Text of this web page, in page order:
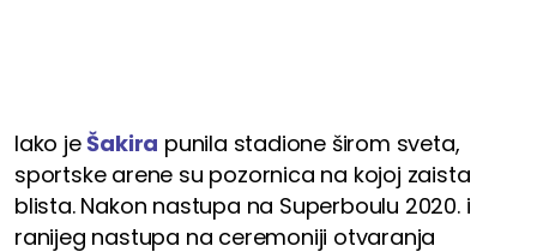
Iako jeŠakira punila stadione širom sveta,
sportske arene su pozornica na kojoj zaista
blista. Nakon nastupa na Superboulu 2020. i
ranijeg nastupa na ceremoniji otvaranja